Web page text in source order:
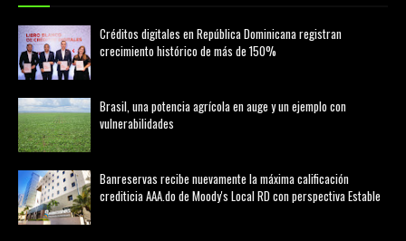
Créditos digitales en República Dominicana registran
crecimiento histórico de más de 150%
Brasil, una potencia agrícola en auge y un ejemplo con
vulnerabilidades
Banreservas recibe nuevamente la máxima calificación
crediticia AAA.do de Moody's Local RD con perspectiva Estable